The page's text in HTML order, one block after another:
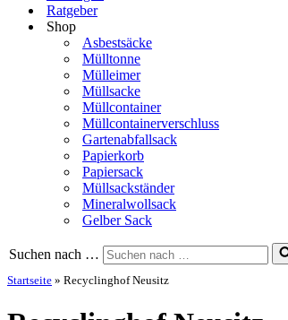
Ratgeber
Shop
Asbestsäcke
Mülltonne
Mülleimer
Müllsacke
Müllcontainer
Müllcontainerverschluss
Gartenabfallsack
Papierkorb
Papiersack
Müllsackständer
Mineralwollsack
Gelber Sack
Suchen nach …
Startseite » Recyclinghof Neusitz